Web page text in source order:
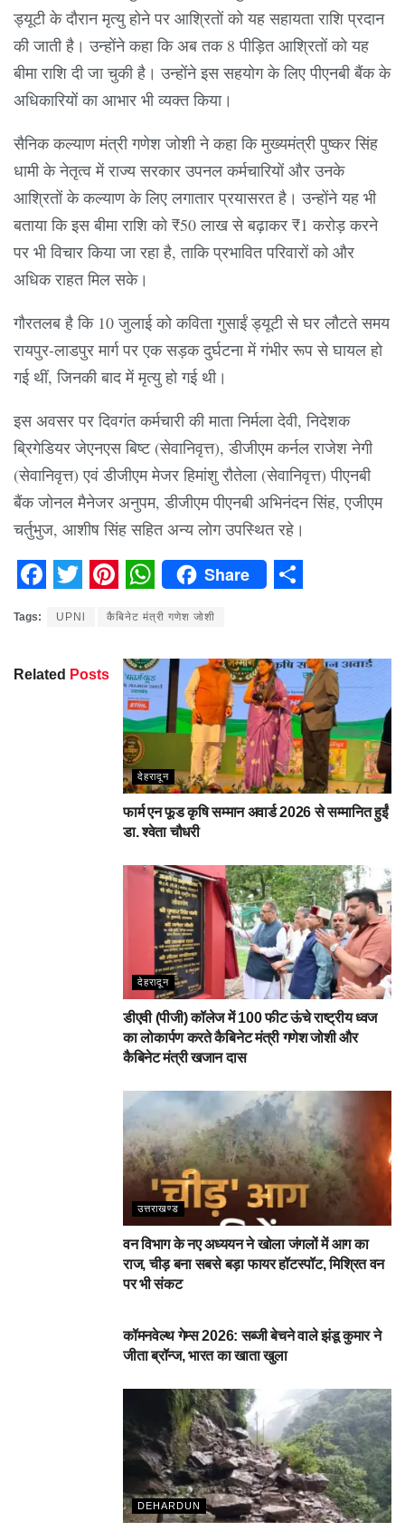
ड्यूटी के दौरान मृत्यु होने पर आश्रितों को यह सहायता राशि प्रदान
की जाती है। उन्होंने कहा कि अब तक 8 पीड़ित आश्रितों को यह
बीमा राशि दी जा चुकी है। उन्होंने इस सहयोग के लिए पीएनबी बैंक के
अधिकारियों का आभार भी व्यक्त किया।
सैनिक कल्याण मंत्री गणेश जोशी ने कहा कि मुख्यमंत्री पुष्कर सिंह
धामी के नेतृत्व में राज्य सरकार उपनल कर्मचारियों और उनके
आश्रितों के कल्याण के लिए लगातार प्रयासरत है। उन्होंने यह भी
बताया कि इस बीमा राशि को ₹50 लाख से बढ़ाकर ₹1 करोड़ करने
पर भी विचार किया जा रहा है, ताकि प्रभावित परिवारों को और
अधिक राहत मिल सके।
गौरतलब है कि 10 जुलाई को कविता गुसाईं ड्यूटी से घर लौटते समय
रायपुर-लाडपुर मार्ग पर एक सड़क दुर्घटना में गंभीर रूप से घायल हो
गई थीं, जिनकी बाद में मृत्यु हो गई थी।
इस अवसर पर दिवगंत कर्मचारी की माता निर्मला देवी, निदेशक
ब्रिगेडियर जेएनएस बिष्ट (सेवानिवृत्त), डीजीएम कर्नल राजेश नेगी
(सेवानिवृत्त) एवं डीजीएम मेजर हिमांशु रौतेला (सेवानिवृत्त) पीएनबी
बैंक जोनल मैनेजर अनुपम, डीजीएम पीएनबी अभिनंदन सिंह, एजीएम
चर्तुभुज, आशीष सिंह सहित अन्य लोग उपस्थित रहे।
Facebook
TwitterPinterest
WhatsApp
Share
Tags: UPNl कैबिनेट मंत्री गणेश जोशी
Related Posts
देहरादून
फार्म एन फूड कृषि सम्मान अवार्ड 2026 से सम्मानित हुईं
डा. श्वेता चौधरी
देहरादून
डीएवी (पीजी) कॉलेज में 100 फीट ऊंचे राष्ट्रीय ध्वज
का लोकार्पण करते कैबिनेट मंत्री गणेश जोशी और
कैबिनेट मंत्री खजान दास
उत्तराखण्ड
वन विभाग के नए अध्ययन ने खोला जंगलों में आग का
राज, चीड़ बना सबसे बड़ा फायर हॉटस्पॉट, मिश्रित वन
पर भी संकट
कॉमनवेल्थ गेम्स 2026: सब्जी बेचने वाले झंडू कुमार ने
जीता ब्रॉन्ज, भारत का खाता खुला
DEHARDUN